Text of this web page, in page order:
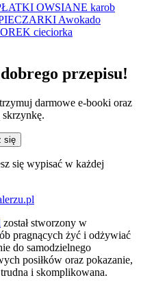
OWSIANE karob
Awokado
cieciorka
dobrego przepisu!
darmowe e-booki oraz
skrzynkę.
się
się wypisać w każdej
został stworzony w
pragnących żyć i odżywiać
do samodzielnego
posiłków oraz pokazanie,
i skomplikowana.